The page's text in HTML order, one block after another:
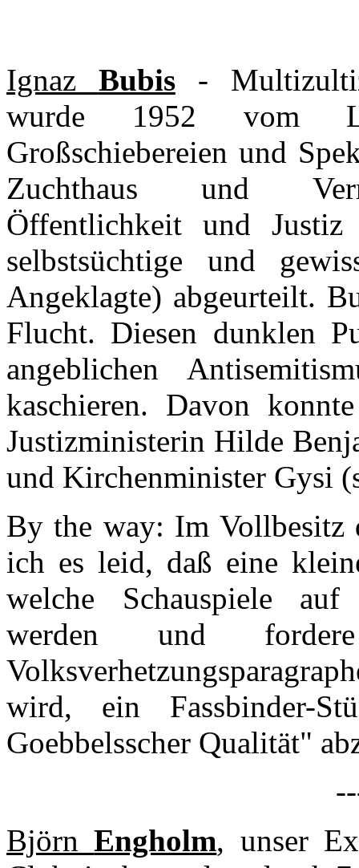
Ignaz Bubis-
wurde 1952 vom
Großschiebereien und
Zuchthaus und
Öffentlichkeit und Justiz
selbstsüchtige und
Angeklagte) abgeurteilt.
Flucht. Diesen dunklen
angeblichen
kaschieren. Davon
Justizministerin Hilde
und Kirchenminister Gysi
By the way: Im Vollbesitz
ich es leid, daß eine
welche Schauspiele
werden und
wird, ein Fassbinder-
Goebbelsscher Qualität"
BjörnEngholm, unser